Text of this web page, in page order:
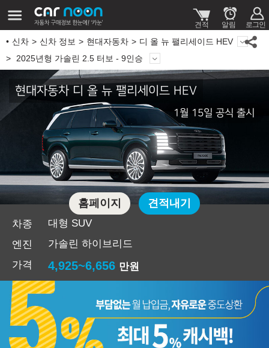
신차 신차 정보 현대자동차
디 올 뉴 팰리세이드 HEV
2025년형 가솔린 2.5 터보 - 9인승
현대자동차 디 올 뉴 팰리세이드 HEV
1월 15일 공식 출시
차종
대형 SUV
엔진
가솔린 하이브리드
가격
4,925~6,656 만원
홈페이지 견적내기